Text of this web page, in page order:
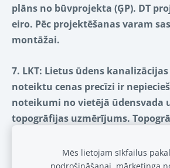
plāns no būvprojekta (ĢP). DT
eiro. Pēc projektēšanas varam
montāžai.
7. LKT: Lietus ūdens
noteiktu cenas precīzi ir
noteikumi no vietējā ūdensvada
topogrāfijas uzmērījums.
ģenerālais plāns no būvprojekta
Mēs lietojam sīkfailus